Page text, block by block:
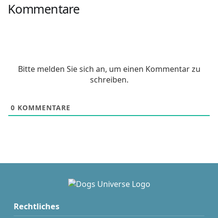
Kommentare
Bitte melden Sie sich an, um einen Kommentar zu
schreiben.
0 KOMMENTARE
Rechtliches